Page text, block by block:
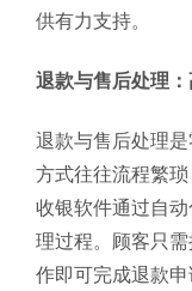
供有力支持。
退款与售后处理
退款与售后处理
方式往往流程繁
收银软件通过自
理过程。顾客只
作即可完成退款